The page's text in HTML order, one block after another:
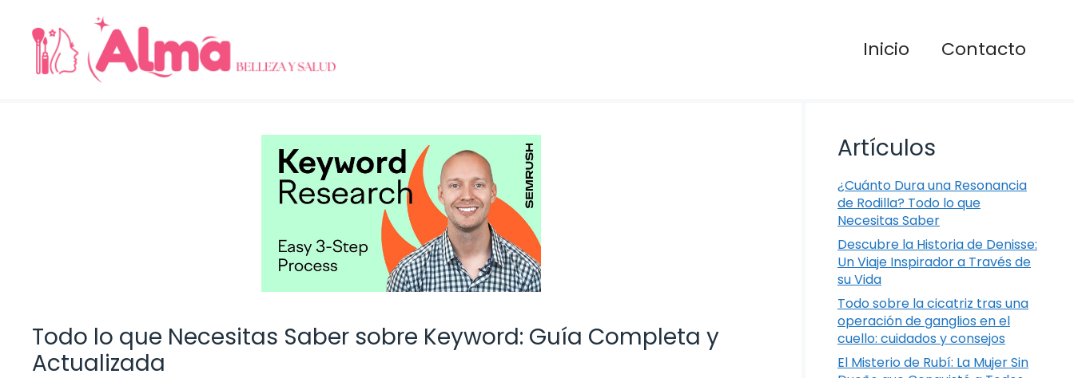
contenido
Inicio Contacto
Todo lo que Necesitas Saber sobre Keyword: Guía Completa y
Actualizada
Artículos
¿Cuánto Dura una Resonancia
de Rodilla? Todo lo que
Necesitas Saber
Descubre la Historia de Denisse:
Un Viaje Inspirador a Través de
su Vida
Todo sobre la cicatriz tras una
operación de ganglios en el
cuello: cuidados y consejos
El Misterio de Rubí: La Mujer Sin